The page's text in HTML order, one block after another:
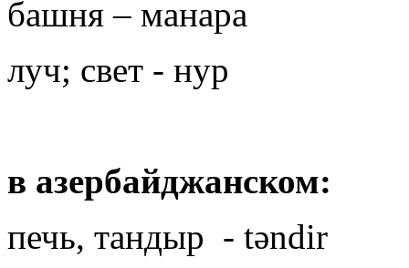
башня – манара
луч; свет - нур
в азербайджанском:
печь, тандыр - təndir